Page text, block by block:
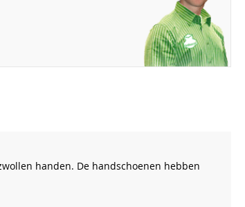
handen. De handschoenen hebben